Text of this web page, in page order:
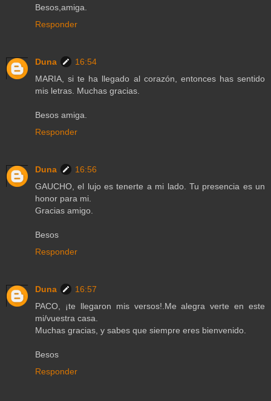
Besos,amiga.
Responder
Duna
16:54
MARIA, si te ha llegado al corazón, entonces has sentido
mis letras. Muchas gracias.
Besos amiga.
Responder
Duna
16:56
GAUCHO, el lujo es tenerte a mi lado. Tu presencia es un
honor para mi.
Gracias amigo.
Besos
Responder
Duna
16:57
PACO, ¡te llegaron mis versos!.Me alegra verte en este
mi/vuestra casa.
Muchas gracias, y sabes que siempre eres bienvenido.
Besos
Responder